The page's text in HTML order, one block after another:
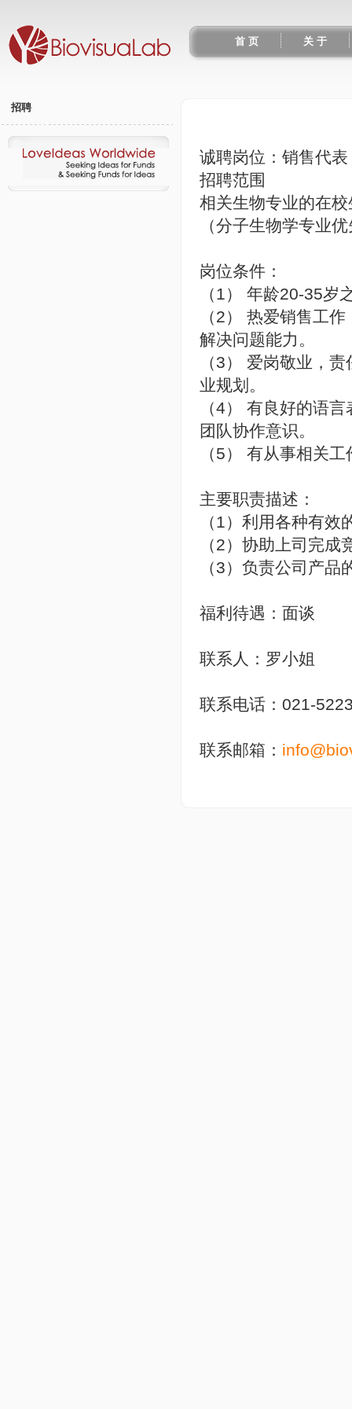
首 页 关 于
招聘
诚聘岗位：销售代表
招聘范围
相关生物专业的在
（分子生物学专业
岗位条件：
（1） 年龄20-35岁
（2） 热爱销售工
解决问题能力。
（3） 爱岗敬业，
业规划。
（4） 有良好的语
团队协作意识。
（5） 有从事相关
主要职责描述：
（1）利用各种有
（2）协助上司完成
（3）负责公司产
福利待遇：面谈
联系人：罗小姐
联系电话：021-
联系邮箱：